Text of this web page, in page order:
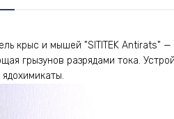
крыс и мышей "SITITEK Antirats"
грызунов разрядами тока.
ядохимикаты.